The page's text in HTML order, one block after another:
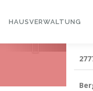
HAUSVERWALTUNG
Weiter